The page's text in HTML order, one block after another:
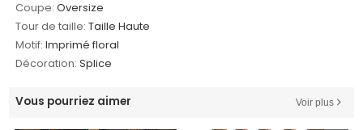
Coupe: Oversize
Tour de taille: Taille Haute
Motif: Imprimé floral
Décoration: Splice
Vous pourriez aimer Voir plus